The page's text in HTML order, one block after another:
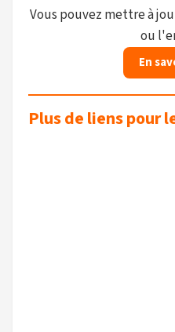
Vous pouvez mettre à
ou
En
Plus de liens pour